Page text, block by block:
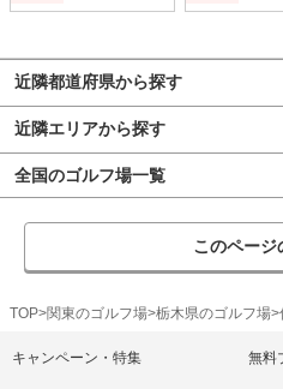
近隣都道府県から探す
近隣エリアから探す
全国のゴルフ場一覧
このページ
TOP 関東のゴルフ場 栃木県のゴルフ場
キャンペーン・特集 無料